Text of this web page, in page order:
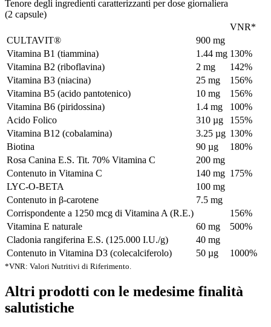
Tenore degli ingredienti caratterizzanti per dose giornaliera
(2 capsule)
VNR*
CULTAVIT®
900 mg
Vitamina B1 (tiammina)
1.44 mg 130%
Vitamina B2 (riboflavina)
2 mg
142%
Vitamina B3 (niacina)
25 mg
156%
Vitamina B5 (acido pantotenico)
10 mg
156%
Vitamina B6 (piridossina)
1.4 mg
100%
Acido Folico
310 µg
155%
Vitamina B12 (cobalamina)
3.25 µg 130%
Biotina
90 µg
180%
Rosa Canina E.S. Tit. 70% Vitamina C
200 mg
Contenuto in Vitamina C
140 mg 175%
LYC-O-BETA
100 mg
Contenuto in β-carotene
7.5 mg
Corrispondente a 1250 mcg di Vitamina A (R.E.)
156%
Vitamina E naturale
60 mg
500%
Cladonia rangiferina E.S. (125.000 I.U./g)
40 mg
Contenuto in Vitamina D3 (colecalciferolo)
50 µg 1000%
*VNR: Valori Nutritivi di Riferimento.
Altri prodotti con le medesime finalità
salutistiche